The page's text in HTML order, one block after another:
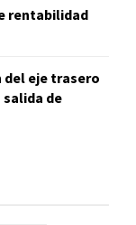
rentabilidad
del eje trasero
salida de